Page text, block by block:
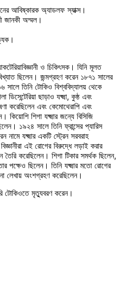
আবিষ্কারক অ্যাডলফ স্যাক্স।
জানকী অম্মল।
ও চিকিৎসক। যিনি মূলত
ছিলেন। জন্মগ্রহণ করেন ১৮৭১ সালের
সালে তিনি টোকিও বিশ্ববিদ্যালয় থেকে
ছাড়াও যক্ষ্মা, কুষ্ঠ এবং
করেছিলেন এবং কেমোথেরাপি এবং
শিগা যক্ষ্মার জন্যে বিসিজি
১৯২৪ সালে তিনি ফ্রান্সের প্যারিস
নামে যক্ষ্মার একটি স্ট্রেন সরবরাহ
এই রোগের বিরুদ্ধে লড়াই করার
করেছিলেন। শিগা টিকার সমর্থক ছিলেন,
পক্ষেও ছিলেন। তিনি যক্ষ্মার মতো রোগের
লেখায় অংশগ্রহণ করেছিলেন।
টোকিওতে মৃত্যুবরণ করেন।